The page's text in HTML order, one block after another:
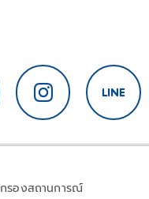
กรองสถานการณ์